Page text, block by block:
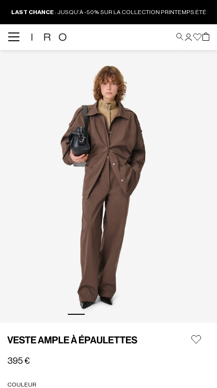
LAST CHANCE: JUSQU'À -50% SUR LA COLLECTION PRINTEMPS ÉTÉ
VESTE AMPLE À ÉPAULETTES
395 €
COULEUR